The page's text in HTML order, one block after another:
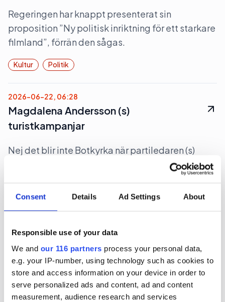
Consent Details Ad Settings About
Responsible use of your data
We and our 116 partners process your personal data,
e.g. your IP-number, using technology such as cookies to
store and access information on your device in order to
serve personalized ads and content, ad and content
measurement, audience research and services
Regeringen har knappt presenterat sin
proposition ”Ny politisk inriktning för ett starkare
filmland”, förrän den sågas.
Kultur Politik
2026-06-22, 06:28
Magdalena Andersson (s)
turistkampanjar
Nej det blir inte Botkyrka när partiledaren (s)
Magdalena Andersson ger sig ut på en två dagars
valturné i Sverige. Dock blir det flera klassiska
turistorter.
Politik Val 2026
2026-06-16, 07:48
Gruvbolag och branschorganisation
halvjublar över skrotat uran-veto